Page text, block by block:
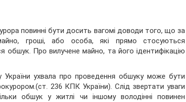
повинні бути досить вагомі доводи того, що за
гроші, або особа, які прямо стосуються
обшук. Про вилучене майно, та його ідентифікацію
України ухвала про проведення обшуку може бути
236 КПК України). Слід звертати уваги
обшук у житлі чи іншому володінні повинен